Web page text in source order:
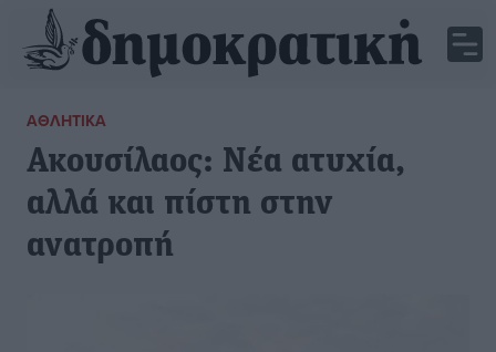
ΑΘΛΗΤΙΚΆ
Ακουσίλαος: Νέα ατυχία,
αλλά και πίστη στην
ανατροπή